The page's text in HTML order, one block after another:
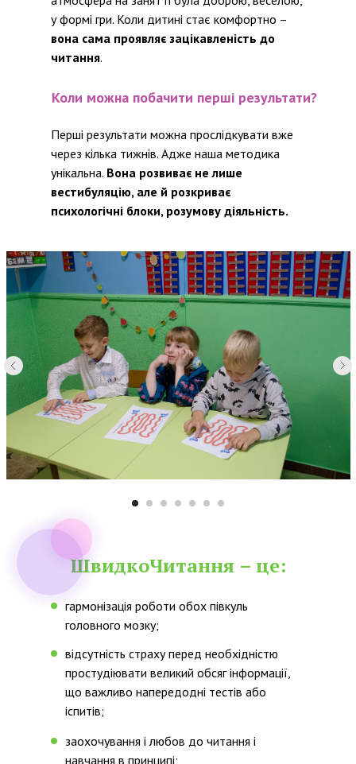
Коли можна побачити перші результати?
у формі гри. Коли дитині стає комфортно –
вона сама проявляє зацікавленість до
читання.
Перші результати можна прослідкувати вже
через кілька тижнів. Адже наша методика
унікальна. Вона розвиває не лише
вестибуляцію, але й розкриває
психологічні блоки, розумову діяльність.
ШвидкоЧитання – це:
гармонізація роботи обох півкуль
головного мозку;
відсутність страху перед необхідністю
простудіювати великий обсяг інформації,
що важливо напередодні тестів або
іспитів;
заохочування і любов до читання і
навчання в принципі;